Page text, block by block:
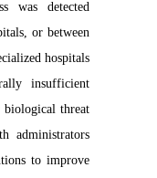
was detected
or between
hospitals.
insufficient
biological threat
administrators
to improve